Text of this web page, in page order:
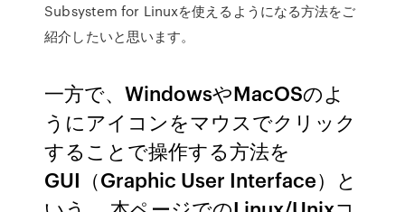
Subsystem for Linuxを使えるようになる方法をご
紹介したいと思います。
一方で、WindowsやMacOSのよ
うにアイコンをマウスでクリック
することで操作する方法を
GUI（Graphic User Interface）と